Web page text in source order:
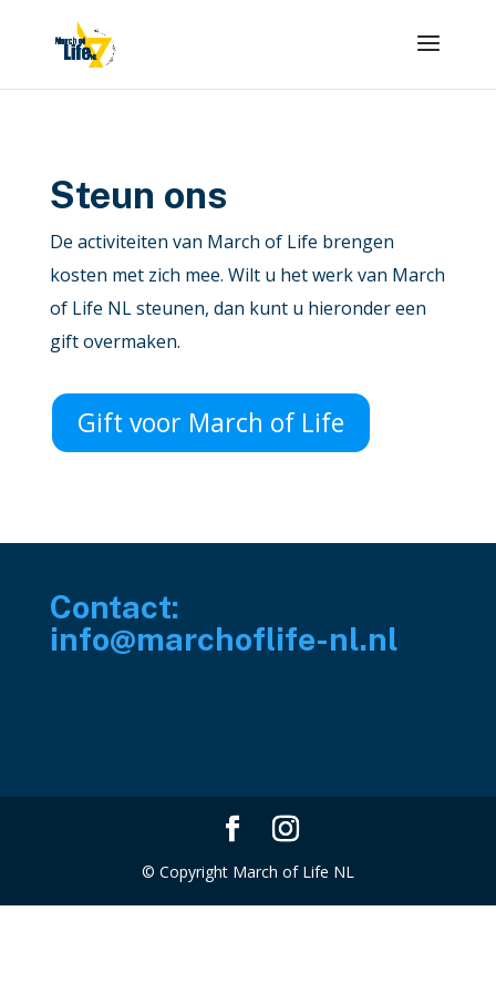
Steun ons
De activiteiten van March of Life brengen
kosten met zich mee. Wilt u het werk van March
of Life NL steunen, dan kunt u hieronder een
gift overmaken.
Gift voor March of Life
Contact:
info@marchoflife-nl.nl
© Copyright March of Life NL